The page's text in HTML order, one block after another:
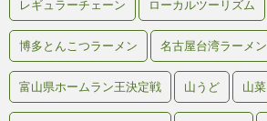
レギュラーチェーン ローカルツーリズム
博多とんこつラーメン 名古屋台湾ラーメン
富山県ホームラン王決定戦 山うど 山菜